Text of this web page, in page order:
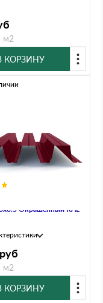
м2
КОРЗИНУ
Окрашенный RAL
руб
м2
КОРЗИНУ